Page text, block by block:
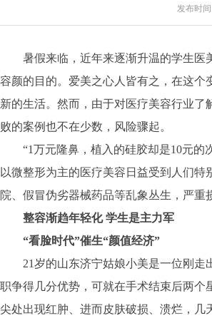
发布时
暑假来临，近年来逐渐升温的学生医
容颜的目的。爱美之心人皆有之，在这
新的生活。然而，由于对医疗美容行业
败的案例也不在少数，风险骤起。
“1万元隆鼻，植入的硅胶却是10元的
以微整形为主的医疗美容日益受到人们
院、假冒伪劣器械药品等乱象丛生，严
整容渐趋年轻化 学生是主力军
“看脸时代”催生“颜值经济”
21岁的山东济宁姑娘小美是一位刚走
职争得几分优势，可就在手术结束后两
尖处出现红肿、进而皮肤破损、溃烂，